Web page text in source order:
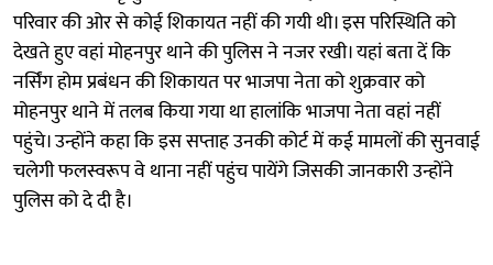
परिवार की ओर से कोई शिकायत नहीं की गयी थी। इस परिस्थिति को
देखते हुए वहां मोहनपुर थाने की पुलिस ने नजर रखी। यहां बता दें कि
नर्सिंग होम प्रबंधन की शिकायत पर भाजपा नेता को शुक्रवार को
मोहनपुर थाने में तलब किया गया था हालांकि भाजपा नेता वहां नहीं
पहुंचे। उन्होंने कहा कि इस सप्ताह उनकी कोर्ट में कई मामलों की सुनवाई
चलेगी फलस्वरूप वे थाना नहीं पहुंच पायेंगे जिसकी जानकारी उन्होंने
पुलिस को दे दी है।